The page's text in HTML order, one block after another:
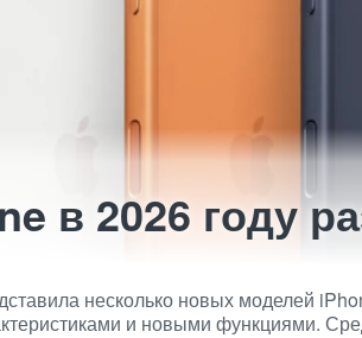
в 2026 году
несколько новых моделей
и новыми функциями.